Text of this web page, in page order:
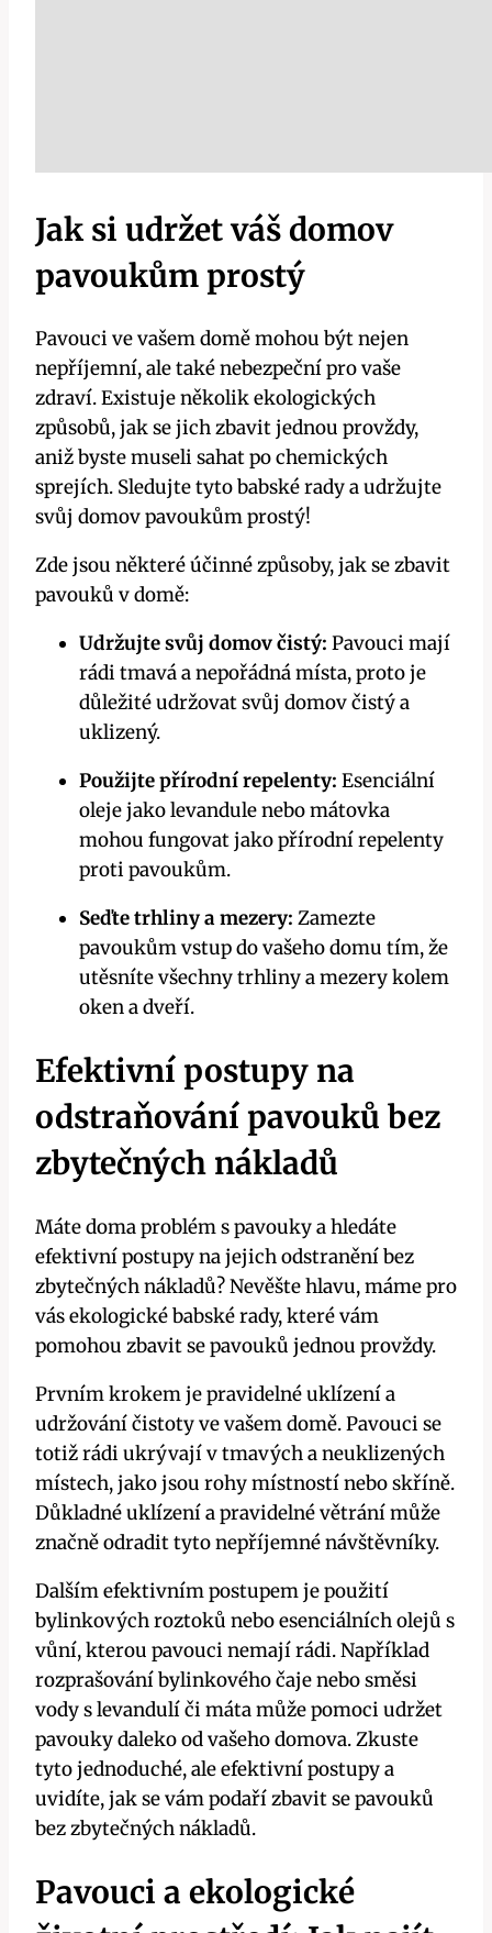
Jak si udržet váš domov
pavoukům ​prostý
Pavouci ve vašem domě mohou být‍ nejen
nepříjemní,⁤ ale také nebezpeční pro vaše
zdraví. Existuje několik ekologických​
způsobů, jak se⁢ jich⁣ zbavit ‌jednou provždy,
⁤aniž ‍byste museli⁣ sahat po chemických
sprejích. Sledujte tyto babské​ rady ⁤a udržujte
svůj domov ⁣pavoukům prostý!
Zde jsou některé účinné ‌způsoby, jak⁣ se zbavit
pavouků⁤ v ⁣domě:
Udržujte svůj domov⁢ čistý: Pavouci mají
rádi tmavá a ⁢nepořádná místa, ​proto je‍
důležité udržovat svůj domov ​čistý a⁣
uklizený.
Použijte přírodní⁤ repelenty: ‌Esenciální
oleje⁢ jako levandule⁢ nebo‍ mátovka
mohou fungovat ⁢jako přírodní repelenty
proti​ pavoukům.
Seďte trhliny a ⁢mezery: Zamezte
pavoukům vstup do vašeho domu tím, že
utěsníte všechny trhliny⁣ a mezery kolem⁣
oken a dveří.
Efektivní⁣ postupy‌ na
odstraňování pavouků ⁤bez
zbytečných nákladů
Máte doma problém s pavouky a hledáte
⁤efektivní postupy na ⁣jejich odstranění ⁤bez
zbytečných nákladů? Nevěšte hlavu, máme‍ pro
vás‍ ekologické babské‍ rady, které⁤ vám⁣
pomohou zbavit se pavouků jednou provždy.
Prvním krokem je pravidelné uklízení a
‍udržování čistoty ve vašem domě. Pavouci se
totiž rádi ukrývají ⁤v tmavých‍ a neuklizených
místech, jako jsou rohy ‌místností nebo skříně.‌
Důkladné​ uklízení a pravidelné větrání může⁢
značně odradit tyto nepříjemné návštěvníky.
Dalším efektivním postupem ⁢je použití
bylinkových roztoků nebo esenciálních olejů s
vůní, kterou ⁤pavouci ‍nemají rádi. Například
rozprašování bylinkového⁣ čaje ⁢nebo směsi
vody​ s⁤ levandulí či ‍máta může pomoci udržet
pavouky daleko ⁤od vašeho domova. Zkuste
tyto⁢ jednoduché, ale efektivní ⁤postupy ⁢a
uvidíte,⁤ jak se vám podaří zbavit se pavouků
bez zbytečných nákladů.
Pavouci‌ a ‌ekologické